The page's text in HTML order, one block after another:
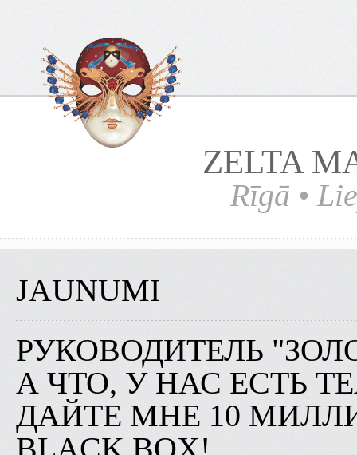
ZELTA
Rīgā •
JAUNUMI
РУКОВОДИТЕЛЬ
А ЧТО, У НАС ЕСТЬ
ДАЙТЕ МНЕ 10